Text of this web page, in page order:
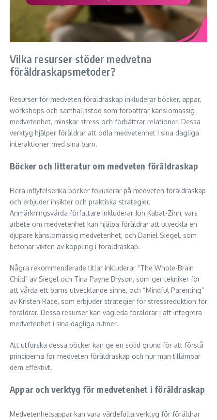
Vilka resurser stöder medvetna
föräldraskapsmetoder?
Resurser för medveten föräldraskap inkluderar böcker, appar,
workshops och samhällsstöd som förbättrar känslomässig
medvetenhet, minskar stress och förbättrar relationer. Dessa
verktyg hjälper föräldrar att odla medvetenhet i sina dagliga
interaktioner med sina barn.
Böcker och litteratur om medveten föräldraskap
Flera inflytelserika böcker fokuserar på medveten föräldraskap
och erbjuder insikter och praktiska strategier.
Anmärkningsvärda författare inkluderar Jon Kabat-Zinn, vars
arbete om medvetenhet kan hjälpa föräldrar att utveckla en
djupare känslomässig medvetenhet, och Daniel Siegel, som
betonar vikten av koppling i föräldraskap.
Några rekommenderade titlar inkluderar “The Whole-Brain
Child” av Siegel och Tina Payne Bryson, som ger tekniker för
att vårda ett barns utvecklande sinne, och “Mindful Parenting”
av Kristen Race, som erbjuder strategier för stressreduktion för
föräldrar. Dessa resurser kan vägleda föräldrar i att integrera
medvetenhet i sina dagliga rutiner.
Att utforska dessa böcker kan ge en solid grund för att förstå
principerna för medveten föräldraskap och hur man tillämpar
dem effektivt.
Appar och verktyg för medvetenhet i föräldraskap
Medvetenhetsappar kan vara värdefulla verktyg för föräldrar